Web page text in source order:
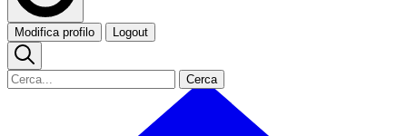
Modifica profilo Logout
Cerca